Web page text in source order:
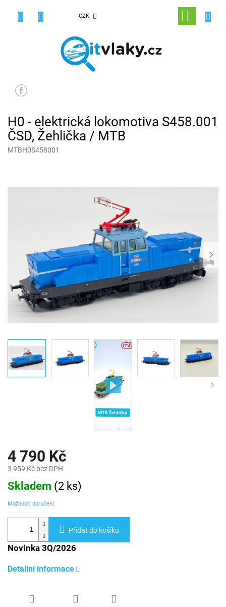
CZK
NÁKUPNÍ
KOŠÍK
H0 - elektrická lokomotiva S458.001
ČSD, Žehlička / MTB
MTBH0S458001
4 790 Kč
3 959 Kč bez DPH
Měrná
cena:
Skladem (2 ks)
Možnosti doručení
Přidat do košíku
Novinka 3Q/2026
Detailní informace